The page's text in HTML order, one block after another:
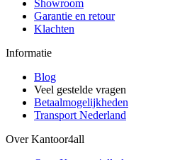
Showroom
Garantie en retour
Klachten
Informatie
Blog
Veel gestelde vragen
Betaalmogelijkheden
Transport Nederland
Over Kantoor4all